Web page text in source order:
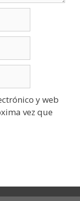
y web
vez que